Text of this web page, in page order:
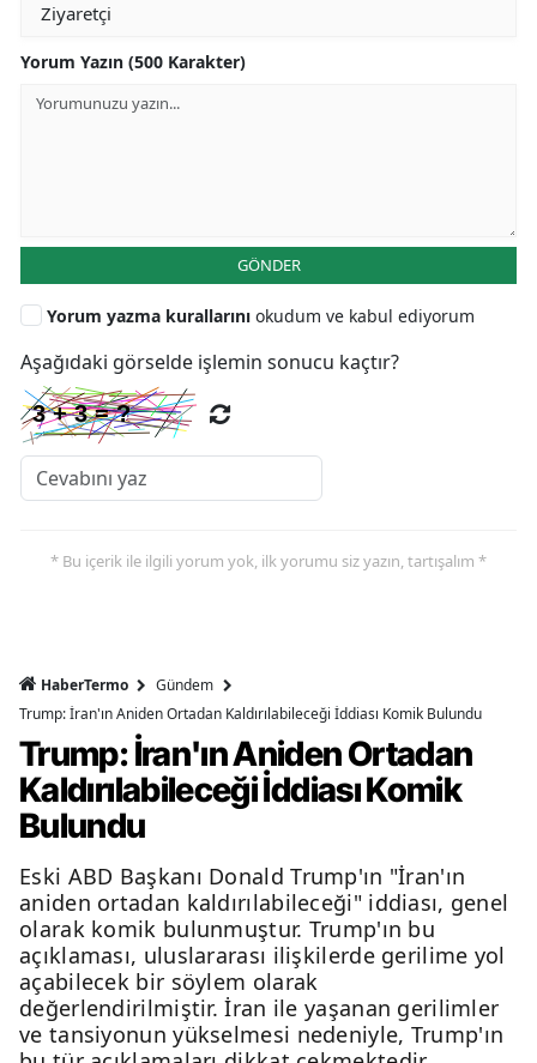
Yorum Yazın (500 Karakter)
GÖNDER
Yorum yazma kurallarını okudum ve kabul ediyorum
Aşağıdaki görselde işlemin sonucu kaçtır?
* Bu içerik ile ilgili yorum yok, ilk yorumu siz yazın, tartışalım *
HaberTermo
Gündem
Trump: İran'ın Aniden Ortadan Kaldırılabileceği İddiası Komik Bulundu
Trump: İran'ın Aniden Ortadan
Kaldırılabileceği İddiası Komik
Bulundu
Eski ABD Başkanı Donald Trump'ın "İran'ın
aniden ortadan kaldırılabileceği" iddiası, genel
olarak komik bulunmuştur. Trump'ın bu
açıklaması, uluslararası ilişkilerde gerilime yol
açabilecek bir söylem olarak
değerlendirilmiştir. İran ile yaşanan gerilimler
ve tansiyonun yükselmesi nedeniyle, Trump'ın